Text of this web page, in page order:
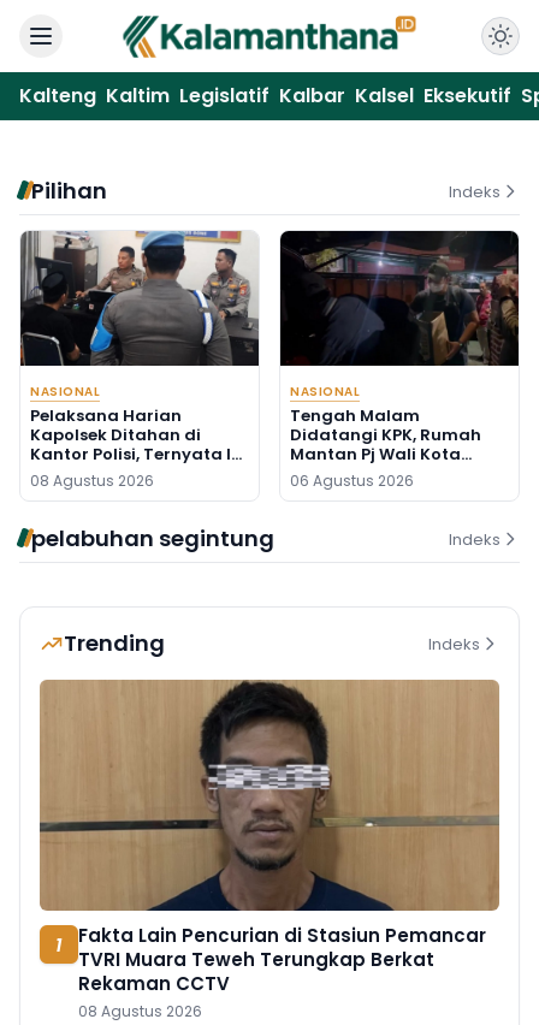
Kalteng Kaltim Legislatif Kalbar Kalsel Eksekutif
Pilihan Indeks
NASIONAL
Pelaksana Harian
Kapolsek Ditahan di
Kantor Polisi, Ternyata Ini
Penyebabnya
08 Agustus 2026
NASIONAL
Tengah Malam
Didatangi KPK, Rumah
Mantan Pj Wali Kota
Digeledah, Empat Koper
Dibawa
06 Agustus 2026
pelabuhan segintung Indeks
Trending Indeks
1
Fakta Lain Pencurian di Stasiun Pemancar
TVRI Muara Teweh Terungkap Berkat
Rekaman CCTV
08 Agustus 2026